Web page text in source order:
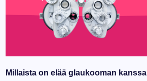
Millaista on elää glaukooman kanssa